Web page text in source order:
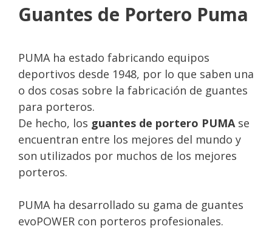
Guantes de Portero Puma
PUMA ha estado fabricando equipos
deportivos desde 1948, por lo que saben una
o dos cosas sobre la fabricación de guantes
para porteros.
De hecho, los guantes de portero PUMA se
encuentran entre los mejores del mundo y
son utilizados por muchos de los mejores
porteros.
PUMA ha desarrollado su gama de guantes
evoPOWER con porteros profesionales.